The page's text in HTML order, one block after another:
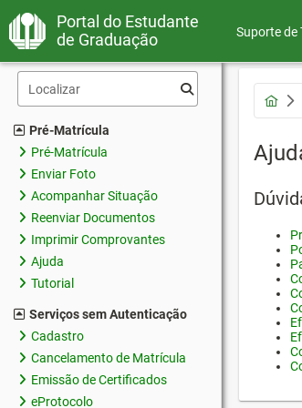
Portal do Estudante
de Graduação
Suporte de
Pré-Matrícula
Pré-Matrícula
Enviar Foto
Acompanhar Situação
Reenviar Documentos
Imprimir Comprovantes
Ajuda
Tutorial
Serviços sem Autenticação
Cadastro
Cancelamento de Matrícula
Emissão de Certificados
eProtocolo